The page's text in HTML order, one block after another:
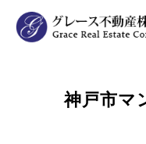
神戸市マ